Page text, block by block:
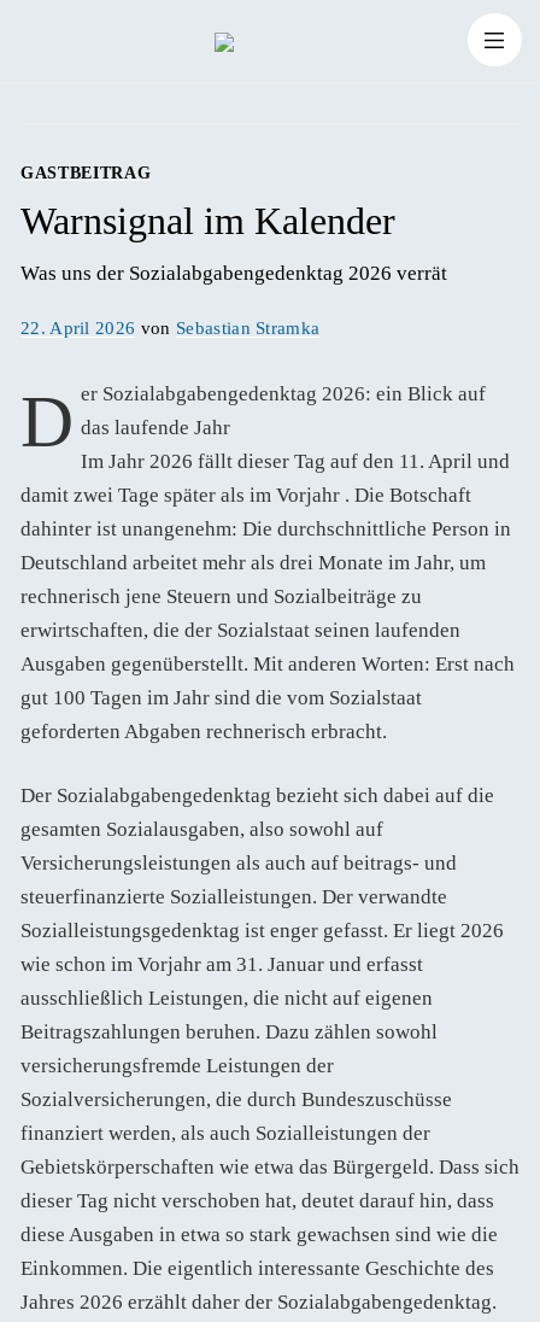
springen
GASTBEITRAG
Warnsignal im Kalender
Was uns der Sozialabgabengedenktag 2026 verrät
Veröffentlicht
22. April 2026 von Sebastian Stramka
Der Sozialabgabengedenktag 2026: ein Blick auf das laufende Jahr
Im Jahr 2026 fällt dieser Tag auf den 11. April und
damit zwei Tage später als im Vorjahr . Die Botschaft
dahinter ist unangenehm: Die durchschnittliche Person in
Deutschland arbeitet mehr als drei Monate im Jahr, um
rechnerisch jene Steuern und Sozialbeiträge zu
erwirtschaften, die der Sozialstaat seinen laufenden
Ausgaben gegenüberstellt. Mit anderen Worten: Erst nach
gut 100 Tagen im Jahr sind die vom Sozialstaat
geforderten Abgaben rechnerisch erbracht.
Der Sozialabgabengedenktag bezieht sich dabei auf die
gesamten Sozialausgaben, also sowohl auf
Versicherungsleistungen als auch auf beitrags- und
steuerfinanzierte Sozialleistungen. Der verwandte
Sozialleistungsgedenktag ist enger gefasst. Er liegt 2026
wie schon im Vorjahr am 31. Januar und erfasst
ausschließlich Leistungen, die nicht auf eigenen
Beitragszahlungen beruhen. Dazu zählen sowohl
versicherungsfremde Leistungen der
Sozialversicherungen, die durch Bundeszuschüsse
finanziert werden, als auch Sozialleistungen der
Gebietskörperschaften wie etwa das Bürgergeld. Dass sich
dieser Tag nicht verschoben hat, deutet darauf hin, dass
diese Ausgaben in etwa so stark gewachsen sind wie die
Einkommen. Die eigentlich interessante Geschichte des
Jahres 2026 erzählt daher der Sozialabgabengedenktag.